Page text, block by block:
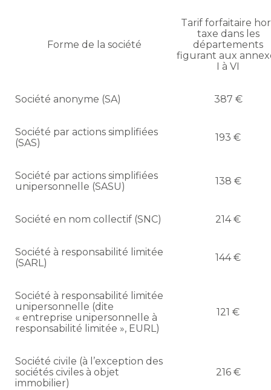
Forme de la société
Tarif forfaitaire
taxe dans les
départements
figurant aux
I à VI
Société anonyme (SA) 387 €
Société par actions simplifiées
(SAS)
193 €
Société par actions simplifiées
unipersonnelle (SASU)
138 €
Société en nom collectif (SNC) 214 €
Société à responsabilité limitée
(SARL)
144 €
Société à responsabilité limitée
unipersonnelle (dite
« entreprise unipersonnelle à
responsabilité limitée », EURL)
121 €
Société civile (à l’exception des
sociétés civiles à objet
immobilier)
216 €